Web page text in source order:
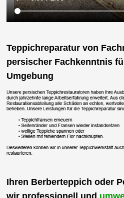
Teppichreparatur von
persischer Fachkenntnis
Umgebung
Ihren Berberteppich oder